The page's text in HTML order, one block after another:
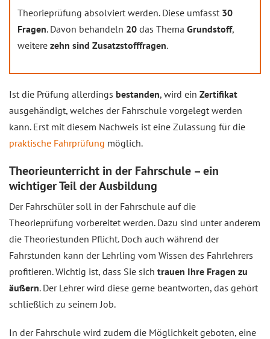
Theorieprüfung absolviert werden. Diese umfasst 30
Fragen. Davon behandeln 20 das Thema Grundstoff,
weitere zehn sind Zusatzstofffragen.
Ist die Prüfung allerdings bestanden, wird ein Zertifikat
ausgehändigt, welches der Fahrschule vorgelegt werden
kann. Erst mit diesem Nachweis ist eine Zulassung für die
praktische Fahrprüfung möglich.
Theorieunterricht in der Fahrschule – ein
wichtiger Teil der Ausbildung
Der Fahrschüler soll in der Fahrschule auf die
Theorieprüfung vorbereitet werden. Dazu sind unter anderem
die Theoriestunden Pflicht. Doch auch während der
Fahrstunden kann der Lehrling vom Wissen des Fahrlehrers
profitieren. Wichtig ist, dass Sie sich trauen Ihre Fragen zu
äußern. Der Lehrer wird diese gerne beantworten, das gehört
schließlich zu seinem Job.
In der Fahrschule wird zudem die Möglichkeit geboten, eine